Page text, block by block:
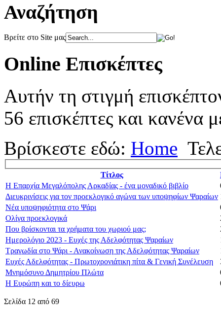
Αναζήτηση
Βρείτε στο Site μας
Online Επισκέπτες
Αυτήν τη στιγμή
56 επισκέπτες και κανένα
Βρίσκεστε εδώ: Home
Τίτλος
Η Επαρχία Μεγαλόπολης Αρκαδίας - ένα μοναδικό βιβλίο
Διευκρινίσεις για τον προεκλογικό αγώνα των υποψηφίων Ψαραίων
Νέα υποψηφιότητα στο Ψάρι
Ολίγα προεκλογικά
Που βρίσκονται τα χρήματα του χωριού μας;
Ημερολόγιο 2023 - Ευχές της Αδελφότητας Ψαραίων
Τραγωδία στο Ψάρι - Ανακοίνωση της Αδελφότητας Ψαραίων
Ευχές Αδελφότητας - Πρωτοχρονιάτικη πίτα & Γενική Συνέλευση
Μνημόσυνο Δημητρίου Πλώτα
Η Ευρώπη και το δίευρω
Σελίδα 12 από 69